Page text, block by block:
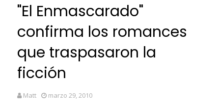
"El Enmascarado"
confirma los romances
que traspasaron la
ficción
Matt marzo 29, 2010